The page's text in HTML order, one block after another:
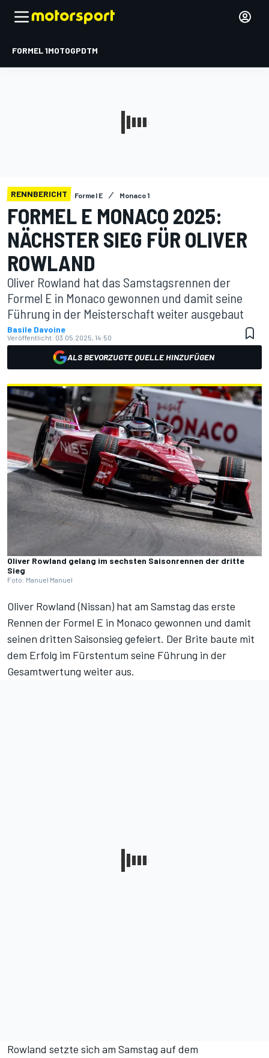
FORMEL 1MOTOGPDTM
RENNBERICHT Formel E Monaco 1
FORMEL E MONACO 2025:
NÄCHSTER SIEG FÜR OLIVER
ROWLAND
Oliver Rowland hat das Samstagsrennen der
Formel E in Monaco gewonnen und damit seine
Führung in der Meisterschaft weiter ausgebaut
Basile Davoine
Veröffentlicht: 03.05.2025, 14:50
ALS BEVORZUGTE QUELLE HINZUFÜGEN
Oliver Rowland gelang im sechsten Saisonrennen der dritte
Sieg
Foto: Manuel Manuel
Oliver Rowland (Nissan) hat am Samstag das erste
Rennen der Formel E in Monaco gewonnen und damit
seinen dritten Saisonsieg gefeiert. Der Brite baute mit
dem Erfolg im Fürstentum seine Führung in der
Gesamtwertung weiter aus.
Rowland setzte sich am Samstag auf dem